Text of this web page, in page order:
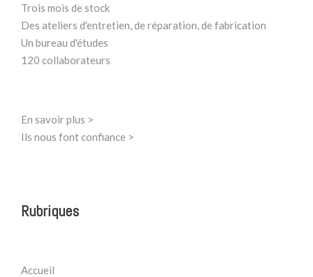
Trois mois de stock
Des ateliers d'entretien, de réparation, de fabrication
Un bureau d'études
120 collaborateurs
En savoir plus >
Ils nous font confiance >
Rubriques
Accueil